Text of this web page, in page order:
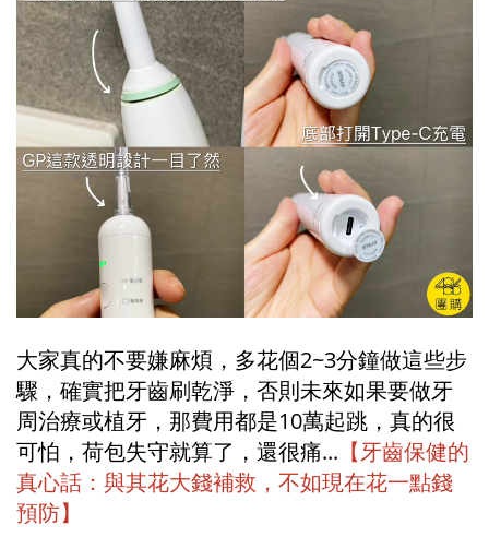
大家真的不要嫌麻煩，多花個2~3分鐘做這些步
驟，確實把牙齒刷乾淨，否則未來如果要做牙
周治療或植牙，那費用都是10萬起跳，真的很
可怕，荷包失守就算了，還很痛... 【牙齒保健的
真心話：與其花大錢補救，不如現在花一點錢
預防】